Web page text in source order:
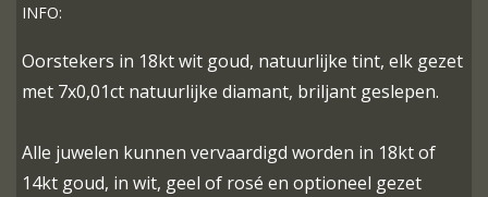
INFO:
Oorstekers in 18kt wit goud, natuurlijke tint, elk gezet
met 7x0,01ct natuurlijke diamant, briljant geslepen.
Alle juwelen kunnen vervaardigd worden in 18kt of
14kt goud, in wit, geel of rosé en optioneel gezet